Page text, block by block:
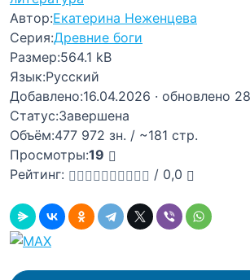
Автор:Екатерина Неженцева
Серия:Древние боги
Размер:564.1 kB
Язык:Русский
Добавлено:16.04.2026 · обновлено
Статус:Завершена
Объём:477 972 зн. / ~181 стр.
Просмотры:19
Рейтинг:
/ 0,0